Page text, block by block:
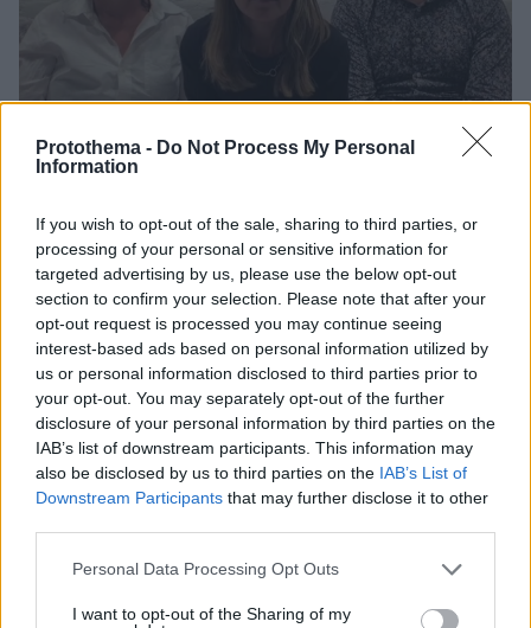
Protothema - Do Not Process My Personal
Information
If you wish to opt-out of the sale, sharing to third parties, or
processing of your personal or sensitive information for
targeted advertising by us, please use the below opt-out
section to confirm your selection. Please note that after your
opt-out request is processed you may continue seeing
interest-based ads based on personal information utilized by
us or personal information disclosed to third parties prior to
your opt-out. You may separately opt-out of the further
disclosure of your personal information by third parties on the
IAB’s list of downstream participants. This information may
also be disclosed by us to third parties on the IAB’s List of
Downstream Participants that may further disclose it to other
Please note that this website/app uses one or more Google
not limited to your visit or usage behaviour. You may click to
Personal Data Processing Opt Outs
I want to opt-out of the Sharing of my
Αγωνία για τη μητέρα παρουσιάστριας του NBC:
Έκκληση για επικοινωνία με τους απαγωγείς
Οι Aρχές ξεκίνησαν εκτεταμένες έρευνες,
προσφέροντας αμοιβή 50.000 δολαρίων για
πληροφορίες που θα οδηγήσουν σε σύλληψη
06.02.2026, 17:07